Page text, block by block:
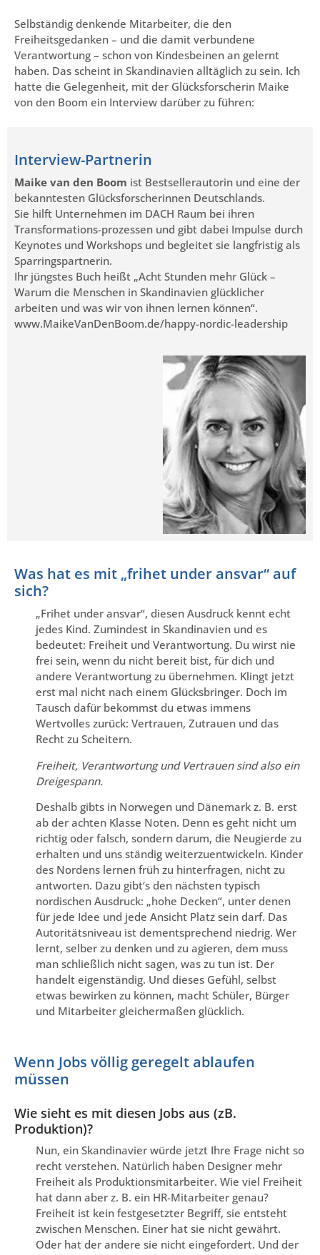
Selbständig denkende Mitarbeiter, die den
Freiheitsgedanken – und die damit verbundene
Verantwortung – schon von Kindesbeinen an gelernt
haben. Das scheint in Skandinavien alltäglich zu sein. Ich
hatte die Gelegenheit, mit der Glücksforscherin Maike
von den Boom ein Interview darüber zu führen:
Interview-Partnerin
Maike van den Boom ist Bestsellerautorin und eine der
bekanntesten Glücksforscherinnen Deutschlands.
Sie hilft Unternehmen im DACH Raum bei ihren
Transformations-prozessen und gibt dabei Impulse durch
Keynotes und Workshops und begleitet sie langfristig als
Sparringspartnerin.
Ihr jüngstes Buch heißt „Acht Stunden mehr Glück –
Warum die Menschen in Skandinavien glücklicher
arbeiten und was wir von ihnen lernen können“.
www.MaikeVanDenBoom.de/happy-nordic-leadership
Was hat es mit „frihet under ansvar“ auf
sich?
„Frihet under ansvar“, diesen Ausdruck kennt echt
jedes Kind. Zumindest in Skandinavien und es
bedeutet: Freiheit und Verantwortung. Du wirst nie
frei sein, wenn du nicht bereit bist, für dich und
andere Verantwortung zu übernehmen. Klingt jetzt
erst mal nicht nach einem Glücksbringer. Doch im
Tausch dafür bekommst du etwas immens
Wertvolles zurück: Vertrauen, Zutrauen und das
Recht zu Scheitern.
Freiheit, Verantwortung und Vertrauen sind also ein
Dreigespann.
Deshalb gibts in Norwegen und Dänemark z. B. erst
ab der achten Klasse Noten. Denn es geht nicht um
richtig oder falsch, sondern darum, die Neugierde zu
erhalten und uns ständig weiterzuentwickeln. Kinder
des Nordens lernen früh zu hinterfragen, nicht zu
antworten. Dazu gibt‘s den nächsten typisch
nordischen Ausdruck: „hohe Decken“, unter denen
für jede Idee und jede Ansicht Platz sein darf. Das
Autoritätsniveau ist dementsprechend niedrig. Wer
lernt, selber zu denken und zu agieren, dem muss
man schließlich nicht sagen, was zu tun ist. Der
handelt eigenständig. Und dieses Gefühl, selbst
etwas bewirken zu können, macht Schüler, Bürger
und Mitarbeiter gleichermaßen glücklich.
Wenn Jobs völlig geregelt ablaufen
müssen
Wie sieht es mit diesen Jobs aus (zB.
Produktion)?
Nun, ein Skandinavier würde jetzt Ihre Frage nicht so
recht verstehen. Natürlich haben Designer mehr
Freiheit als Produktionsmitarbeiter. Wie viel Freiheit
hat dann aber z. B. ein HR-Mitarbeiter genau?
Freiheit ist kein festgesetzter Begriff, sie entsteht
zwischen Menschen. Einer hat sie nicht gewährt.
Oder hat der andere sie nicht eingefordert. Und der